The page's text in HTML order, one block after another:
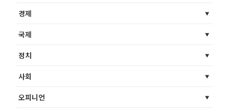
경제
국제
정치
사회
오피니언